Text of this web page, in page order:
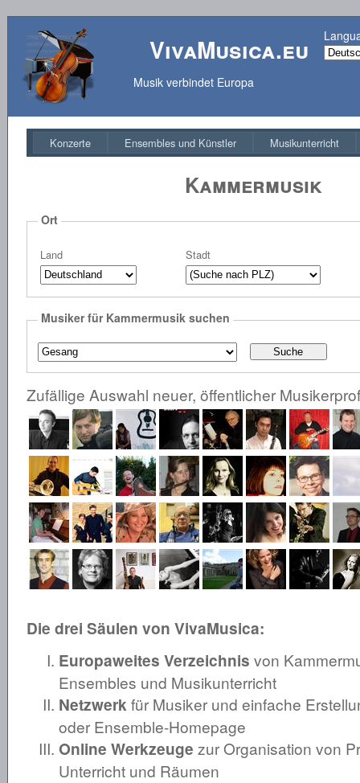
VivaMusica.eu
Musik verbindet Europa
Konzerte Ensembles und Künstler Musikunterricht
Kammermusik
Ort
Land Stadt
Musiker für Kammermusik suchen
Zufällige Auswahl neuer, öffentlicher
Die drei Säulen von VivaMusica:
Europaweites Verzeichnis von
Ensembles und Musikunterricht
Netzwerkfür Musiker und einfache
oder Ensemble-Homepage
Online Werkzeuge zur Organisation von
Unterricht und Räumen